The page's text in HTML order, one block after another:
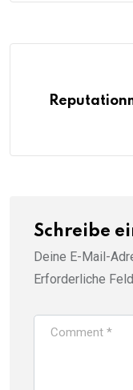
Schreibe
Deine E-Mail-
Erforderliche